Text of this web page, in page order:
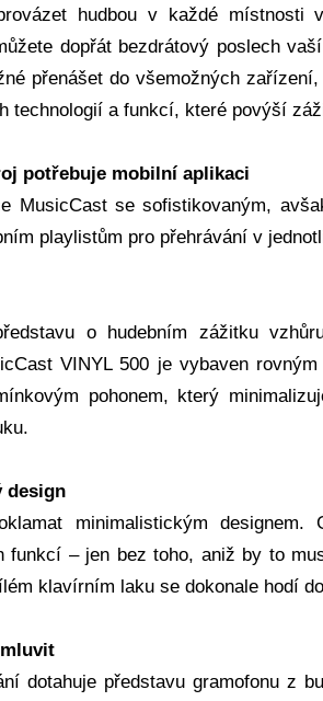
hudbou v každé místnosti
dopřát bezdrátový poslech
přenášet do všemožných
technologií a funkcí, které povýší
potřebuje mobilní aplikaci
MusicCast se sofistikovaným,
playlistům pro přehrávání v
o hudebním zážitku
VINYL 500 je vybaven
pohonem, který
design
minimalistickým
funkcí – jen bez toho, aniž by to
klavírním laku se dokonale hodí
dotahuje představu gramofonu z